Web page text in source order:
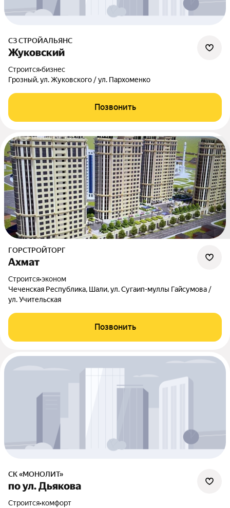
СЗ СТРОЙАЛЬЯНС
Жуковский
Строится•бизнес
Грозный, ул. Жуковского / ул. Пархоменко
Позвонить
ГОРСТРОЙТОРГ
Ахмат
Строится•эконом
Чеченская Республика, Шали, ул. Сугаип-муллы Гайсумова /
ул. Учительская
Позвонить
СК «МОНОЛИТ»
по ул. Дьякова
Строится•комфорт